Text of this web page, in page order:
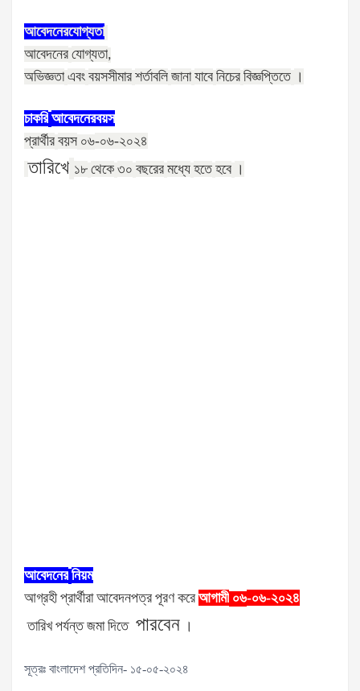
আবেদনেরযোগ্যতা
আবেদনের যোগ্যতা,
অভিজ্ঞতা এবং বয়সসীমার শর্তাবলি জানা যাবে নিচের বিজ্ঞপ্তিতে ।
চাকরি আবেদনেরবয়স
প্রার্থীর বয়স ০৬-০৬-২০২৪
তারিখে ১৮ থেকে ৩০ বছরের মধ্যে হতে হবে ।
আবেদনের নিয়ম
আগ্রহী প্রার্থীরা আবেদনপত্র পূরণ করে আগামী ০৬-০৬-২০২৪
তারিখ পর্যন্ত জমা দিতে পারবেন ।
সূত্রঃ বাংলাদেশ প্রতিদিন- ১৫-০৫-২০২৪